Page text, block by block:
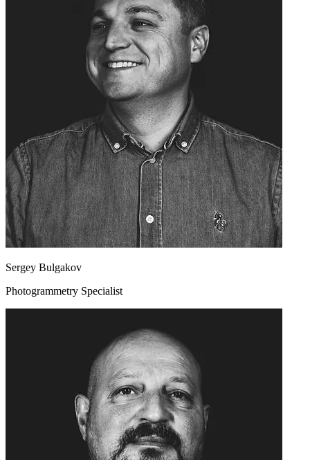
Sergey Bulgakov
Photogrammetry Specialist